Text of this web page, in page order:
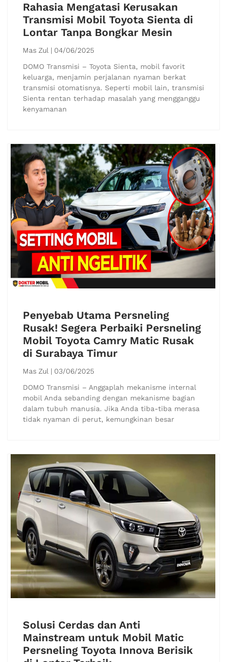
Rahasia Mengatasi Kerusakan
Transmisi Mobil Toyota Sienta di
Lontar Tanpa Bongkar Mesin
Mas Zul
04/06/2025
DOMO Transmisi – Toyota Sienta, mobil favorit
keluarga, menjamin perjalanan nyaman berkat
transmisi otomatisnya. Seperti mobil lain, transmisi
Sienta rentan terhadap masalah yang mengganggu
kenyamanan
Penyebab Utama Persneling
Rusak! Segera Perbaiki Persneling
Mobil Toyota Camry Matic Rusak
di Surabaya Timur
Mas Zul
03/06/2025
DOMO Transmisi – Anggaplah mekanisme internal
mobil Anda sebanding dengan mekanisme bagian
dalam tubuh manusia. Jika Anda tiba-tiba merasa
tidak nyaman di perut, kemungkinan besar
Solusi Cerdas dan Anti
Mainstream untuk Mobil Matic
Persneling Toyota Innova Berisik